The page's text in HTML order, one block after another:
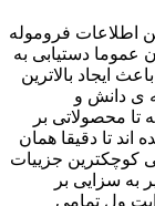
اطلاعات فروموله
عموما دستیابی به
ایجاد بالاترین
ی دانش و
تا محصولاتی بر
اند تا دقیقا همان
کوچکترین جزییات
به سزایی بر
ول تمامی